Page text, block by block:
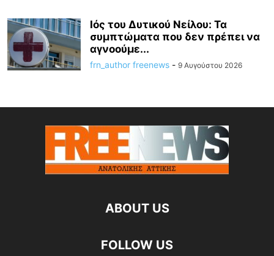
Ιός του Δυτικού Νείλου: Τα
συμπτώματα που δεν πρέπει να
αγνοούμε...
frn_author freenews - 9 Αυγούστου 2026
ABOUT US
FOLLOW US